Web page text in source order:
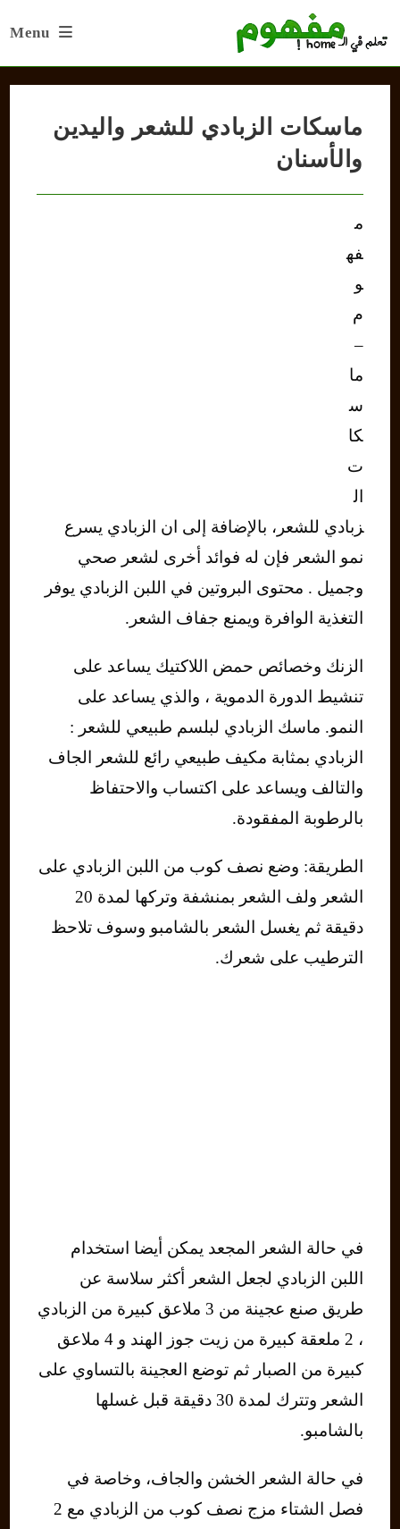
Menu
ماسكات الزبادي للشعر واليدين
والأسنان
م
فه
و
م
–
ما
س
كا
ت
ال
زبادي للشعر، بالإضافة إلى ان الزبادي يسرع
نمو الشعر فإن له فوائد أخرى لشعر صحي
وجميل . محتوى البروتين في اللبن الزبادي يوفر
التغذية الوافرة ويمنع جفاف الشعر.
الزنك وخصائص حمض اللاكتيك يساعد على
تنشيط الدورة الدموية ، والذي يساعد على
النمو. ماسك الزبادي لبلسم طبيعي للشعر :
الزبادي بمثابة مكيف طبيعي رائع للشعر الجاف
والتالف ويساعد على اكتساب والاحتفاظ
بالرطوبة المفقودة.
الطريقة: وضع نصف كوب من اللبن الزبادي على
الشعر ولف الشعر بمنشفة وتركها لمدة 20
دقيقة ثم يغسل الشعر بالشامبو وسوف تلاحظ
الترطيب على شعرك.
في حالة الشعر المجعد يمكن أيضا استخدام
اللبن الزبادي لجعل الشعر أكثر سلاسة عن
طريق صنع عجينة من 3 ملاعق كبيرة من الزبادي
، 2 ملعقة كبيرة من زيت جوز الهند و 4 ملاعق
كبيرة من الصبار ثم توضع العجينة بالتساوي على
الشعر وتترك لمدة 30 دقيقة قبل غسلها
بالشامبو.
في حالة الشعر الخشن والجاف، وخاصة في
فصل الشتاء مزج نصف كوب من الزبادي مع 2